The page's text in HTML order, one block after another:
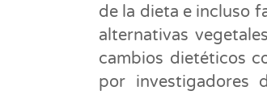
de la dieta e incluso
alternativas
cambios dietéticos
por investigadores